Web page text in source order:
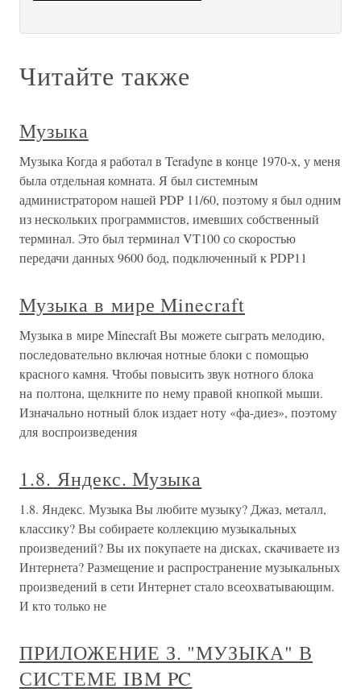
Читайте также
Музыка
Музыка Когда я работал в Teradyne в конце 1970-х, у меня
была отдельная комната. Я был системным
администратором нашей PDP 11/60, поэтому я был одним
из нескольких программистов, имевших собственный
терминал. Это был терминал VT100 со скоростью
передачи данных 9600 бод, подключенный к PDP11
Музыка в мире Minecraft
Музыка в мире Minecraft Вы можете сыграть мелодию,
последовательно включая нотные блоки с помощью
красного камня. Чтобы повысить звук нотного блока
на полтона, щелкните по нему правой кнопкой мыши.
Изначально нотный блок издает ноту «фа-диез», поэтому
для воспроизведения
1.8. Яндекс. Музыка
1.8. Яндекс. Музыка Вы любите музыку? Джаз, металл,
классику? Вы собираете коллекцию музыкальных
произведений? Вы их покупаете на дисках, скачиваете из
Интернета? Размещение и распространение музыкальных
произведений в сети Интернет стало всеохватывающим.
И кто только не
ПРИЛОЖЕНИЕ З. "МУЗЫКА" В
СИСТЕМЕ IBM PC